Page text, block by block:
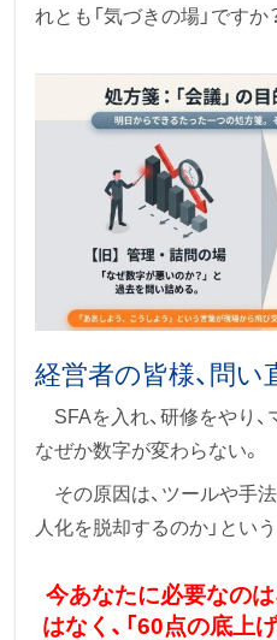
れとも「気づきの場」ですか
経営者の皆様、問い
SFAを入れ、研修をやり
なぜか数字が変わらない。
その原因は、ツールや手
人化を脱却するのか」とい
今あなたに必要なの
はなく、「60点の底上